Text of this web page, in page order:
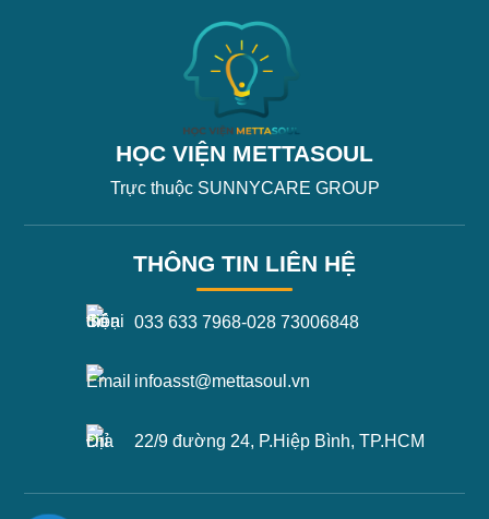
HỌC VIỆN METTASOUL
Trực thuộc SUNNYCARE GROUP
THÔNG TIN LIÊN HỆ
033 633 7968-028 73006848
infoasst@mettasoul.vn
22/9 đường 24, P.Hiệp Bình, TP.HCM